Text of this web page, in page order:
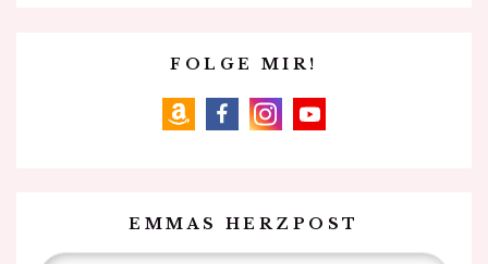
FOLGE MIR!
amazonfacebookinstagramyoutube
EMMAS HERZPOST